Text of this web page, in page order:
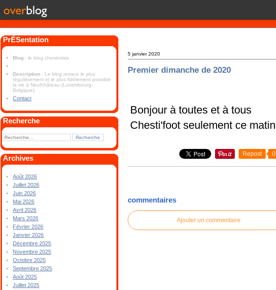
PrÉSentation
Blog : le blog chestrolais
Description : Le blog retrace le plus
régulièrement et le plus fidèlement possible
la vie à Neufchâteau (Luxembourg-
Belgique).
Contact
Recherche
Archives
Août 2026
Juillet 2026
Juin 2026
Mai 2026
Avril 2026
Mars 2026
Février 2026
Janvier 2026
Décembre 2025
Novembre 2025
Octobre 2025
Septembre 2025
Août 2025
Juillet 2025
5 janvier 2020
Premier dimanche de 2020
Bonjour à toutes et à tous
Chesti'foot seulement ce matin
Repost 0
commentaires
Ajouter un commentaire